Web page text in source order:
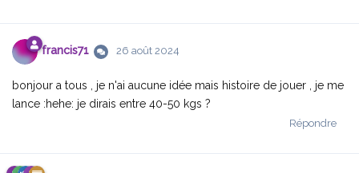
francis71 26 août 2024
bonjour a tous , je n'ai aucune idée mais histoire de jouer , je me
lance :hehe: je dirais entre 40-50 kgs ?
Répondre